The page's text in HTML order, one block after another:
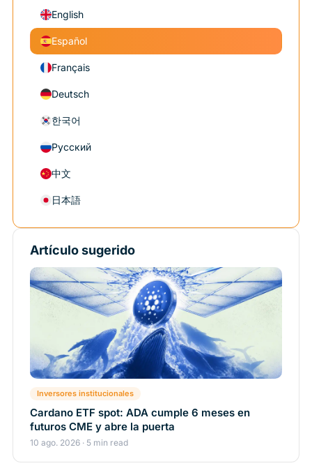
English
Español
Français
Deutsch
한국어
Русский
中文
日本語
Artículo sugerido
Inversores institucionales
Cardano ETF spot: ADA cumple 6 meses en
futuros CME y abre la puerta
10 ago. 2026 · 5 min read